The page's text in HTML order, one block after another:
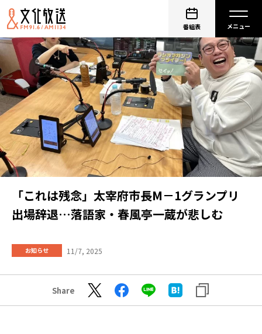
番組表
「これは残念」太宰府市長M－1グランプリ
出場辞退…落語家・春風亭一蔵が悲しむ
お知らせ 11/7, 2025
Share